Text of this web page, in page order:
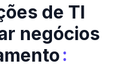
de TI
negócios
: